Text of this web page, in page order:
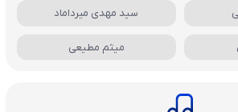
سید مهدی میرداماد
میثم مطیعی